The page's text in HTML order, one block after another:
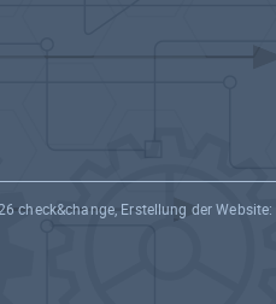
check&change, Erstellung der Website: